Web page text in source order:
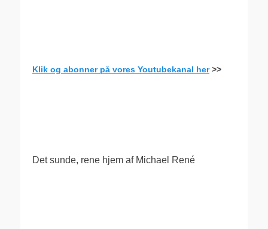
Klik og abonner på vores Youtubekanal her>>
Det sunde, rene hjem af Michael René